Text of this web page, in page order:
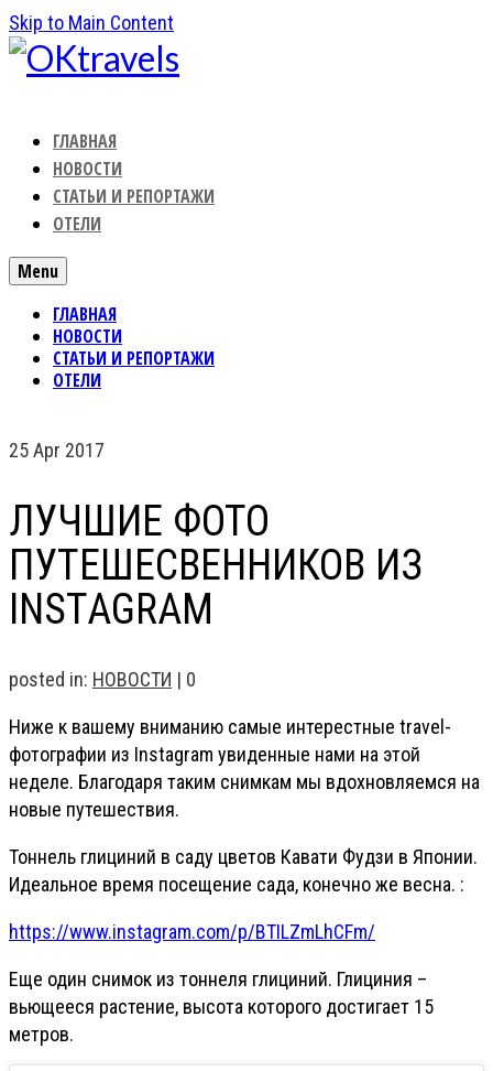
Skip to Main Content
ГЛАВНАЯ
НОВОСТИ
СТАТЬИ И РЕПОРТАЖИ
ОТЕЛИ
Menu
ГЛАВНАЯ
НОВОСТИ
СТАТЬИ И РЕПОРТАЖИ
ОТЕЛИ
25Apr 2017
ЛУЧШИЕ ФОТО
ПУТЕШЕСВЕННИКОВ ИЗ
INSTAGRAM
posted in: НОВОСТИ | 0
Ниже к вашему вниманию самые интерестные travel-
фотографии из Instagram увиденные нами на этой
неделе. Благодаря таким снимкам мы вдохновляемся на
новые путешествия.
Тоннель глициний в саду цветов Кавати Фудзи в Японии.
Идеальное время посещение сада, конечно же весна. :
https://www.instagram.com/p/BTILZmLhCFm/
Еще один снимок из тоннеля глициний. Глициния –
вьющееся растение, высота которого достигает 15
метров.